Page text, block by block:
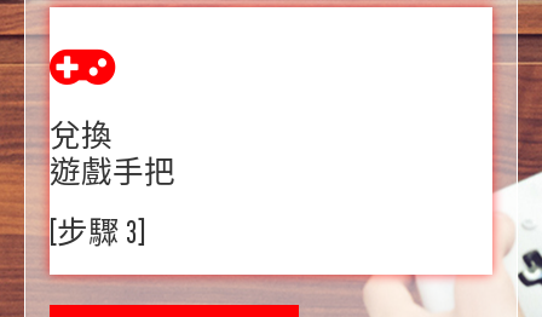
兌換
遊戲手把
[步驟 3]